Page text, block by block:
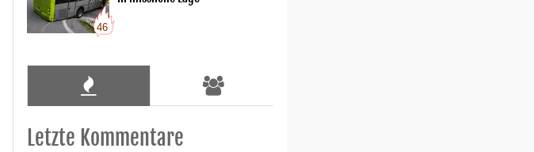
46
Letzte Kommentare